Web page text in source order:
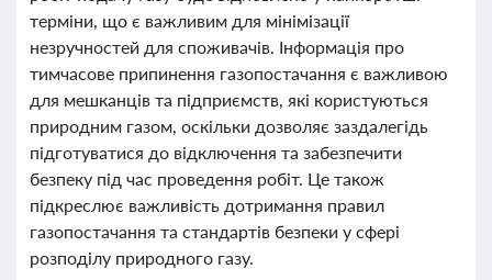
терміни, що є важливим для мінімізації
незручностей для споживачів. Інформація про
тимчасове припинення газопостачання є важливою
для мешканців та підприємств, які користуються
природним газом, оскільки дозволяє заздалегідь
підготуватися до відключення та забезпечити
безпеку під час проведення робіт. Це також
підкреслює важливість дотримання правил
газопостачання та стандартів безпеки у сфері
розподілу природного газу.